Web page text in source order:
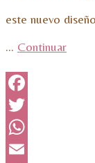
este nuevo
… Continuar
Facebook
Twitter
WhatsApp